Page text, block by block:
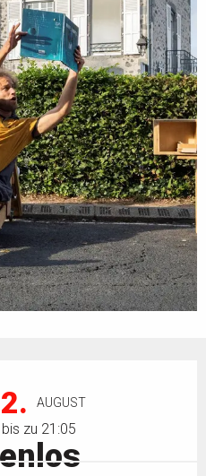
AUGUST
zu 21:05